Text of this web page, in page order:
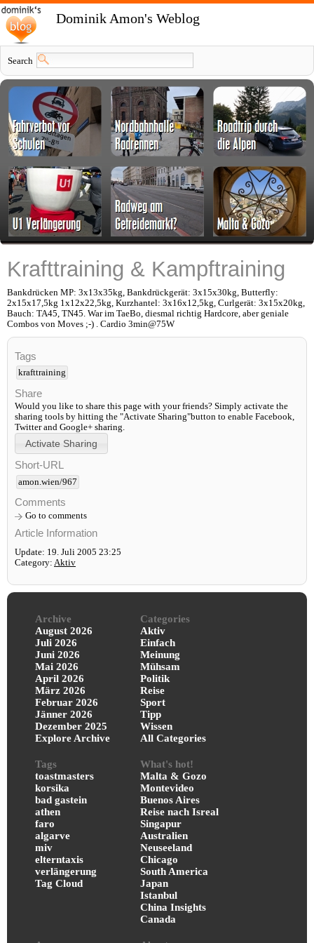
Dominik Amon's Weblog
Search
Krafttraining & Kampftraining
Bankdrücken MP: 3x13x35kg, Bankdrückgerät: 3x15x30kg, Butterfly:
2x15x17,5kg 1x12x22,5kg, Kurzhantel: 3x16x12,5kg, Curlgerät: 3x15x20kg,
Bauch: TA45, TN45. War im TaeBo, diesmal richtig Hardcore, aber geniale
Combos von Moves ;-) . Cardio 3min@75W
Tags
krafttraining
Share
Would you like to share this page with your friends? Simply activate the
sharing tools by hitting the "Activate Sharing"button to enable Facebook,
Twitter and Google+ sharing.
Short-URL
amon.wien/967
Comments
Go to comments
Article Information
Update: 19. Juli 2005 23:25
Category: Aktiv
Archive
August 2026
Juli 2026
Juni 2026
Mai 2026
April 2026
März 2026
Februar 2026
Jänner 2026
Dezember 2025
Explore Archive
Categories
Aktiv
Einfach
Meinung
Mühsam
Politik
Reise
Sport
Tipp
Wissen
All Categories
Tags
toastmasters
korsika
bad gastein
athen
faro
algarve
miv
elterntaxis
verlängerung
Tag Cloud
What's hot!
Malta & Gozo
Montevideo
Buenos Aires
Reise nach Isreal
Singapur
Australien
Neuseeland
Chicago
South America
Japan
Istanbul
China Insights
Canada